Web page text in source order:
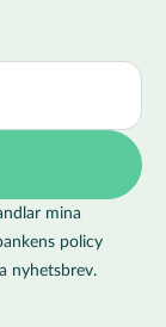
mina
policy
nyhetsbrev.